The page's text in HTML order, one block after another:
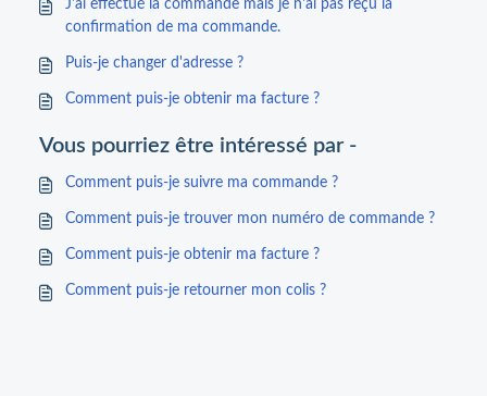
J'ai effectué la commande mais je n'ai pas reçu la
confirmation de ma commande.
Puis-je changer d'adresse ?
Comment puis-je obtenir ma facture ?
Vous pourriez être intéressé par -
Comment puis-je suivre ma commande ?
Comment puis-je trouver mon numéro de commande ?
Comment puis-je obtenir ma facture ?
Comment puis-je retourner mon colis ?